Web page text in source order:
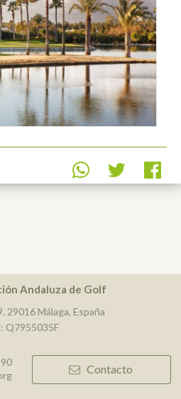
Andaluza de Golf
29016 Málaga, España
Q7955035F
Contacto